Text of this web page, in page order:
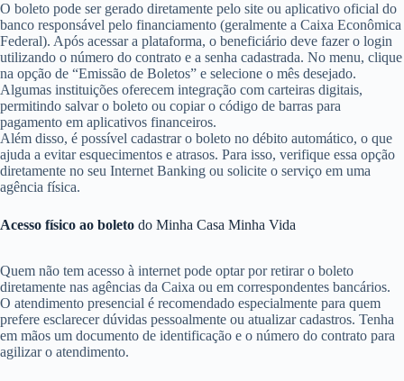
O boleto pode ser gerado diretamente pelo site ou aplicativo oficial do
banco responsável pelo financiamento (geralmente a Caixa Econômica
Federal). Após acessar a plataforma, o beneficiário deve fazer o login
utilizando o número do contrato e a senha cadastrada. No menu, clique
na opção de “Emissão de Boletos” e selecione o mês desejado.
Algumas instituições oferecem integração com carteiras digitais,
permitindo salvar o boleto ou copiar o código de barras para
pagamento em aplicativos financeiros.
Além disso, é possível cadastrar o boleto no débito automático, o que
ajuda a evitar esquecimentos e atrasos. Para isso, verifique essa opção
diretamente no seu Internet Banking ou solicite o serviço em uma
agência física.
Acesso físico ao boleto do Minha Casa Minha Vida
Quem não tem acesso à internet pode optar por retirar o boleto
diretamente nas agências da Caixa ou em correspondentes bancários.
O atendimento presencial é recomendado especialmente para quem
prefere esclarecer dúvidas pessoalmente ou atualizar cadastros. Tenha
em mãos um documento de identificação e o número do contrato para
agilizar o atendimento.